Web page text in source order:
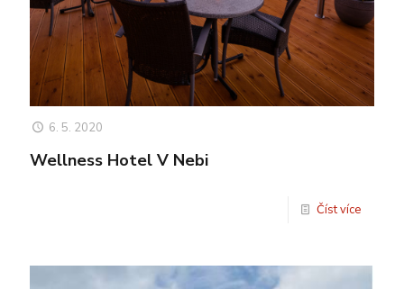
6. 5. 2020
Wellness Hotel V Nebi
Číst více